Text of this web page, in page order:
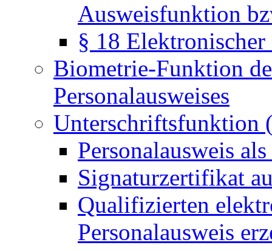
Ausweisfunktion
§ 18
Biometrie-Funktion
Personalausweises
Unterschriftsfunktion
Personalausweis
Signaturzertifikat
Qualifizierten
Personalausweis